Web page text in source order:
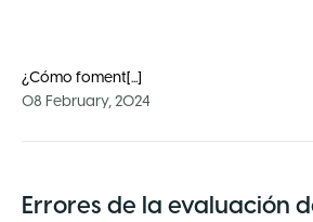
¿Cómo foment[...]
08 February, 2024
Errores de la evaluación